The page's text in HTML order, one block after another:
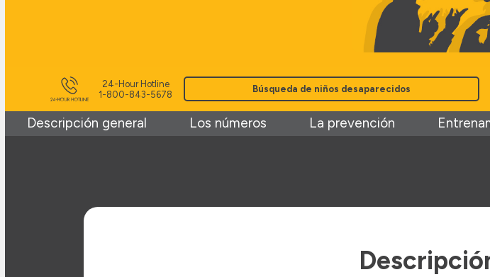
24-Hour Hotline
1-800-843-5678
Búsqueda de niños desaparecidos
Descripción general Los números La prevención